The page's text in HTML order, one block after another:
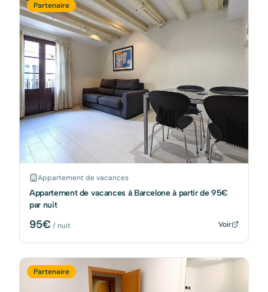
Partenaire
Appartement de vacances
Appartement de vacances à Barcelone à partir de 95€
par nuit
95€/ nuit Voir
Partenaire